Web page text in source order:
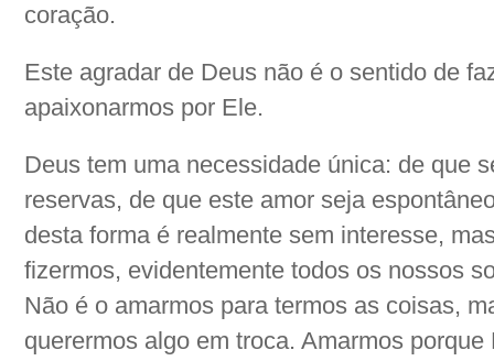
coração.
Este agradar de Deus não é o sentido de
apaixonarmos por Ele.
Deus tem uma necessidade única: de que
reservas, de que este amor seja
desta forma é realmente sem interesse,
fizermos, evidentemente todos os nossos
Não é o amarmos para termos as coisas,
querermos algo em troca. Amarmos